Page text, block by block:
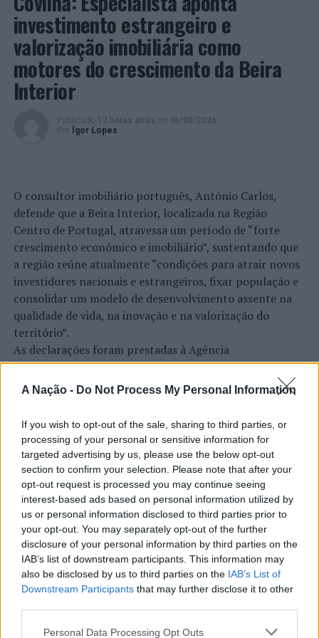
A Nação - Do Not Process My Personal Information
If you wish to opt-out of the sale, sharing to third parties, or
processing of your personal or sensitive information for
targeted advertising by us, please use the below opt-out
section to confirm your selection. Please note that after your
opt-out request is processed you may continue seeing
interest-based ads based on personal information utilized by
us or personal information disclosed to third parties prior to
your opt-out. You may separately opt-out of the further
disclosure of your personal information by third parties on the
IAB’s list of downstream participants. This information may
also be disclosed by us to third parties on the IAB’s List of
Downstream Participants that may further disclose it to other
Personal Data Processing Opt Outs
Escola de Arquitetura, Arte eDesign, e os polos do
Centro Interdisciplinar de Ciências Sociais (CICS-
UMinho) e do Centro em Rede de Investigação em
Antropologia (CRIA-UMinho). O site oficial do Instituto
éwww.ics.uminho.pt.
PRÓXIMO
“Amor de Perdição” faz cem anos e regressa ao ecrã
com música ao vivo em Lisboa e no Porto
NÃO PERCA
Setúbal: Três detidos pelo crime de trafico de
estupefaciente
investimento estrangeiro e
valorização imobiliária como
motores do crescimento da Beira
Interior
Publicado 12 horas atrás on 06/08/2026
Por
Ígor Lopes
O consultor imobiliário português, António Carlos,
defende que a Beira Interior, localizada na Região
Centro de Portugal, atravessa um período de “forte
crescimento económico e imobiliário”, sustentando que
a região reúne atualmente “condições para atrair novos
investidores nacionais e estrangeiros, fixar população e
consolidar um modelo de desenvolvimento assente na
qualidade de vida, na inovação e na valorização do
território”.
As declarações foram prestadas à Agência
Incomparáveis no âmbito de mais uma edição da Feira de
São Tiago, que decorreu entre os dias 16 e 26 de julho,
na Covilhã, sendo considerada um dos mais antigos
certames populares de Portugal. Com origens medievais
e realizada anualmente na “Cidade Neve”, a feira conjuga
tradição, atividade económica, comércio, gastronomia,
animação cultural e divulgação empresarial,
constituindo um dos principais momentos de promoção
do município e da Beira Interior.
Para António Carlos, o crescimento alcançado ao longo
dos últimos anos representa o cumprimento dos
objetivos que traçou quando iniciou o seu percurso no
setor imobiliário. O empresário considera que o
CONTINUAR A LER
Rio de Janeiro: Governo do Estado
propõe parceria com a FUNCEX para
“reforçar inteligência sobre
comércio exterior”
Publicado 12 horas atrás on 06/08/2026